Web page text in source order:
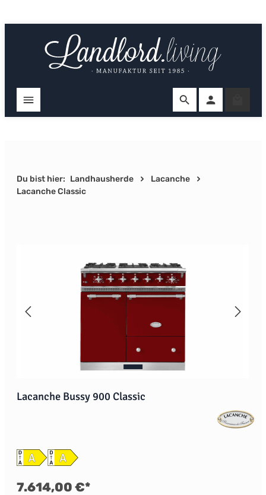
Du bist hier: Landhausherde
Lacanche
Lacanche Classic
Lacanche Bussy 900 Classic
7.614,00 €*